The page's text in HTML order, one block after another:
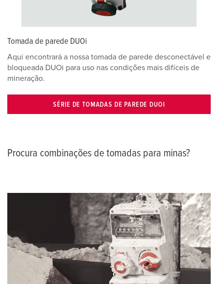
Tomada de parede DUOi
Aqui encontrará a nossa tomada de parede desconectável e
bloqueada DUOi para uso nas condições mais difíceis de
mineração.
SÉRIE DE TOMADAS DE PAREDE DUOI
Procura combinações de tomadas para minas?